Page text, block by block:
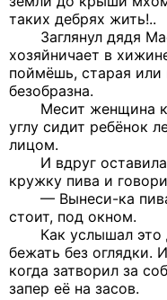
таких дебрях жить!..
Заглянул дядя
хозяйничает в
поймёшь, старая
безобразна.
Месит женщина
углу сидит ребёнок
лицом.
И вдруг оставила
кружку пива и
— Вынеси-ка пива
стоит, под окном.
Как услышал это
бежать без оглядки.
когда затворил за
запер её на засов.